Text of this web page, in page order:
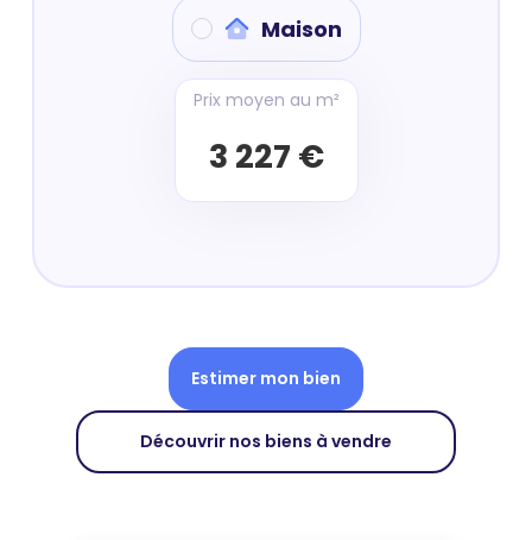
Maison
Prix moyen au m²
3 227 €
Estimer mon bien
Découvrir nos biens à vendre